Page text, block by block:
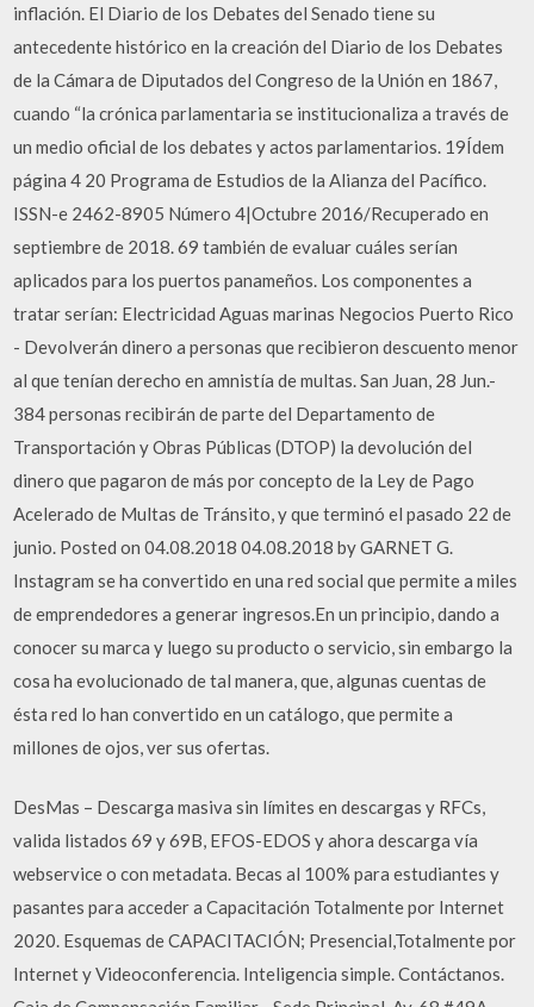
inflación. El Diario de los Debates del Senado tiene su
antecedente histórico en la creación del Diario de los Debates
de la Cámara de Diputados del Congreso de la Unión en 1867,
cuando “la crónica parlamentaria se institucionaliza a través de
un medio oficial de los debates y actos parlamentarios. 19Ídem
página 4 20 Programa de Estudios de la Alianza del Pacífico.
ISSN-e 2462-8905 Número 4|Octubre 2016/Recuperado en
septiembre de 2018. 69 también de evaluar cuáles serían
aplicados para los puertos panameños. Los componentes a
tratar serían: Electricidad Aguas marinas Negocios Puerto Rico
- Devolverán dinero a personas que recibieron descuento menor
al que tenían derecho en amnistía de multas. San Juan, 28 Jun.-
384 personas recibirán de parte del Departamento de
Transportación y Obras Públicas (DTOP) la devolución del
dinero que pagaron de más por concepto de la Ley de Pago
Acelerado de Multas de Tránsito, y que terminó el pasado 22 de
junio. Posted on 04.08.2018 04.08.2018 by GARNET G.
Instagram se ha convertido en una red social que permite a miles
de emprendedores a generar ingresos.En un principio, dando a
conocer su marca y luego su producto o servicio, sin embargo la
cosa ha evolucionado de tal manera, que, algunas cuentas de
ésta red lo han convertido en un catálogo, que permite a
millones de ojos, ver sus ofertas.
DesMas – Descarga masiva sin límites en descargas y RFCs,
valida listados 69 y 69B, EFOS-EDOS y ahora descarga vía
webservice o con metadata. Becas al 100% para estudiantes y
pasantes para acceder a Capacitación Totalmente por Internet
2020. Esquemas de CAPACITACIÓN; Presencial,Totalmente por
Internet y Videoconferencia. Inteligencia simple. Contáctanos.